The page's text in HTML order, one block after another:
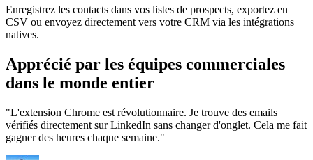
Enregistrez les contacts dans vos listes de prospects, exportez en
CSV ou envoyez directement vers votre CRM via les intégrations
natives.
Apprécié par les équipes commerciales
dans le monde entier
"L'extension Chrome est révolutionnaire. Je trouve des emails
vérifiés directement sur LinkedIn sans changer d'onglet. Cela me fait
gagner des heures chaque semaine."